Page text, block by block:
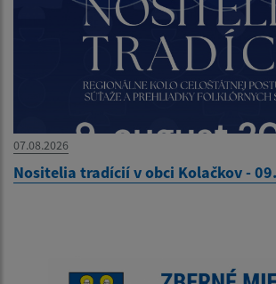
07.08.2026
Nositelia tradícií v obci Kolačkov -